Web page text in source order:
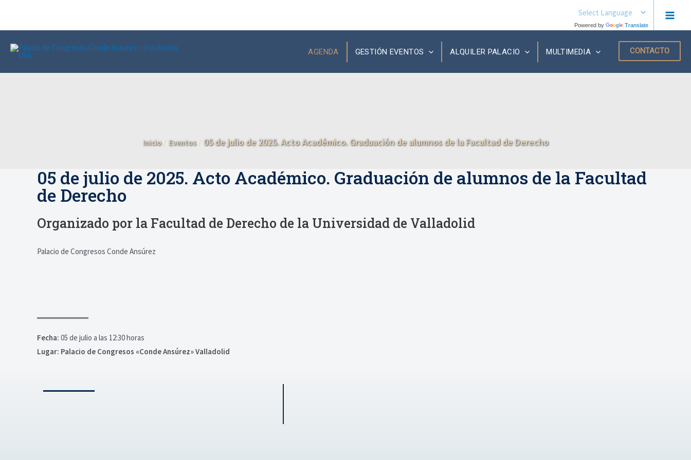
Powered by Translate
AGENDA GESTIÓN EVENTOS ALQUILER PALACIO MULTIMEDIA CONTACTO
Inicio Eventos 05 de julio de 2025. Acto Académico. Graduación de alumnos de la Facultad de Derecho
05 de julio de 2025. Acto Académico. Graduación de alumnos de la Facultad
de Derecho
Organizado por la Facultad de Derecho de la Universidad de Valladolid
Palacio de Congresos Conde Ansúrez
Fecha: 05 de julio a las 12:30 horas
Lugar: Palacio de Congresos «Conde Ansúrez» Valladolid